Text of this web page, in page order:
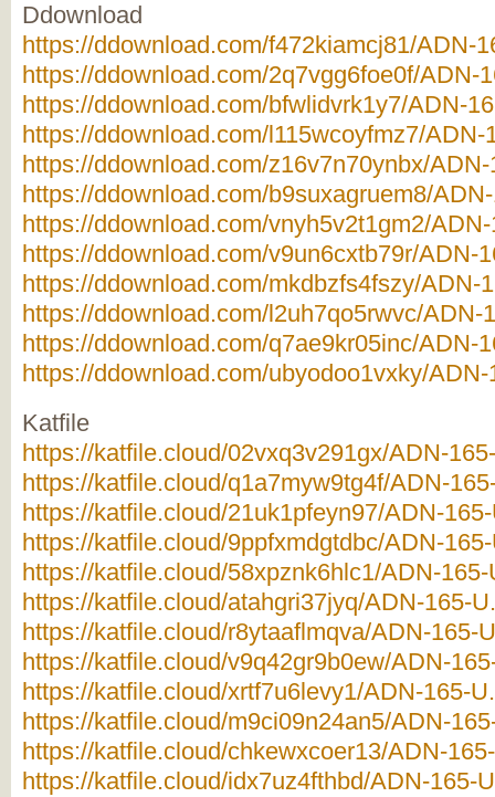
Ddownload
https://ddownload.com/f472kiamcj81/ADN-
https://ddownload.com/2q7vgg6foe0f/ADN-
https://ddownload.com/bfwlidvrk1y7/ADN-
https://ddownload.com/l115wcoyfmz7/ADN-
https://ddownload.com/z16v7n70ynbx/
https://ddownload.com/b9suxagruem8/
https://ddownload.com/vnyh5v2t1gm2/
https://ddownload.com/v9un6cxtb79r/ADN-
https://ddownload.com/mkdbzfs4fszy/ADN-
https://ddownload.com/l2uh7qo5rwvc/ADN-
https://ddownload.com/q7ae9kr05inc/ADN-
https://ddownload.com/ubyodoo1vxky/
Katfile
https://katfile.cloud/02vxq3v291gx/ADN-
https://katfile.cloud/q1a7myw9tg4f/ADN-
https://katfile.cloud/21uk1pfeyn97/ADN-
https://katfile.cloud/9ppfxmdgtdbc/ADN-
https://katfile.cloud/58xpznk6hlc1/ADN-
https://katfile.cloud/atahgri37jyq/ADN-165-
https://katfile.cloud/r8ytaaflmqva/ADN-165-
https://katfile.cloud/v9q42gr9b0ew/ADN-
https://katfile.cloud/xrtf7u6levy1/ADN-165-
https://katfile.cloud/m9ci09n24an5/ADN-
https://katfile.cloud/chkewxcoer13/ADN-
https://katfile.cloud/idx7uz4fthbd/ADN-165-